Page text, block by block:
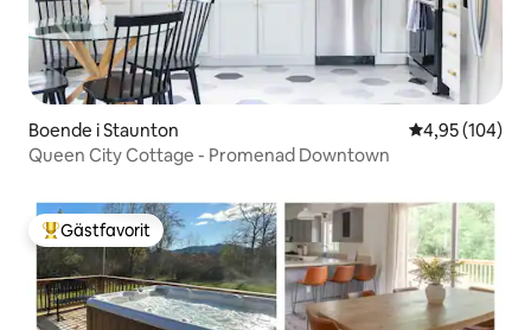
Boende i Staunton 4,95 av 5 i
4,95 (104)
Queen City Cottage - Promenad Downtown
Populär gästfavorit
Gästfavorit